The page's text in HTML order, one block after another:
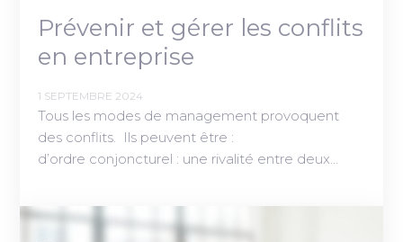
Prévenir et gérer les conflits
en entreprise
1 SEPTEMBRE 2024
Tous les modes de management provoquent
des conflits. Ils peuvent être :
d’ordre conjoncturel : une rivalité entre deux…